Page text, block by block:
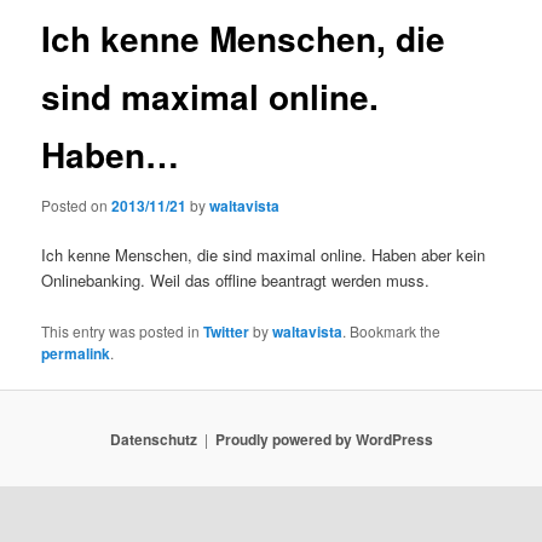
Ich kenne Menschen, die
sind maximal online.
Haben…
Posted on2013/11/21 bywaltavista
Ich kenne Menschen, die sind maximal online. Haben aber kein
Onlinebanking. Weil das offline beantragt werden muss.
This entry was posted inTwitterbywaltavista. Bookmark the
permalink.
Datenschutz Proudly powered by WordPress